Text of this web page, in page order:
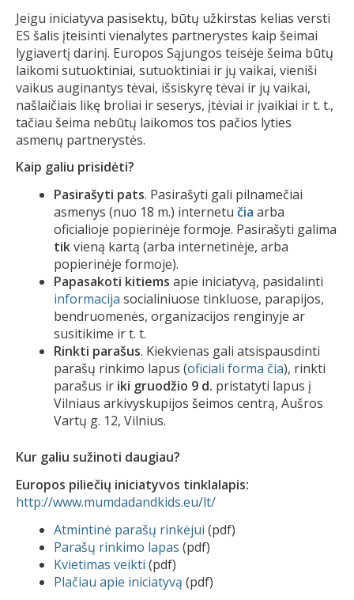
Jeigu iniciatyva pasisektų, būtų užkirstas kelias versti
ES šalis įteisinti vienalytes partnerystes kaip šeimai
lygiavertį darinį. Europos Sąjungos teisėje šeima būtų
laikomi sutuoktiniai, sutuoktiniai ir jų vaikai, vieniši
vaikus auginantys tėvai, išsiskyrę tėvai ir jų vaikai,
našlaičiais likę broliai ir seserys, įtėviai ir įvaikiai ir t. t.,
tačiau šeima nebūtų laikomos tos pačios lyties
asmenų partnerystės.
Kaip galiu prisidėti?
Pasirašyti pats. Pasirašyti gali pilnamečiai
asmenys (nuo 18 m.) internetu čia arba
oficialioje popierinėje formoje. Pasirašyti galima
tikvieną kartą (arba internetinėje, arba
popierinėje formoje).
Papasakoti kitiems apie iniciatyvą, pasidalinti
informacija socialiniuose tinkluose, parapijos,
bendruomenės, organizacijos renginyje ar
susitikime ir t. t.
Rinkti parašus. Kiekvienas gali atsispausdinti
parašų rinkimo lapus (oficiali forma čia), rinkti
parašus ir iki gruodžio 9 d. pristatyti lapus į
Vilniaus arkivyskupijos šeimos centrą, Aušros
Vartų g. 12, Vilnius.
Kur galiu sužinoti daugiau?
Europos piliečių iniciatyvos tinklalapis:
http://www.mumdadandkids.eu/lt/
Atmintinė parašų rinkėjui (pdf)
Parašų rinkimo lapas (pdf)
Kvietimas veikti (pdf)
Plačiau apie iniciatyvą (pdf)